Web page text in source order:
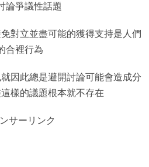
論爭議性話題
對立並盡可能的獲得支持是人們
合裡行為
因此總是避開討論可能會造成分
樣的議題根本就不存在
サーリンク